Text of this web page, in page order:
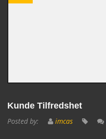
Kunde Tilfredshet
Posted by: imcas